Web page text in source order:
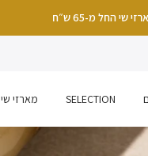
למשלוח החל מתאריך 26.7
SELECTION מארזי שי